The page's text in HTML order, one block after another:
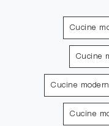
Cucine
Cucine
Cucine
Cucine